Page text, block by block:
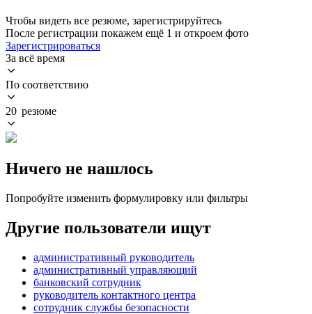
Чтобы видеть все резюме, зарегистрируйтесь
После регистрации покажем ещё 1 и откроем фото
Зарегистрироваться
За всё время
По соответствию
20 резюме
Ничего не нашлось
Попробуйте изменить формулировку или фильтры
Другие пользователи ищут
административный руководитель
административный управляющий
банковский сотрудник
руководитель контактного центра
сотрудник службы безопасности